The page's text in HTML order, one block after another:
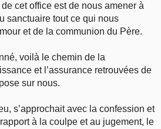
cet office est de nous amener à
sanctuaire tout ce qui nous
et de la communion du Père.
voilà le chemin de la
et l’assurance retrouvées de
sur nous.
s’approchait avec la confession et
à la coulpe et au jugement, le